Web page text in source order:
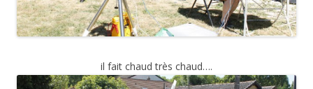
il fait chaud très chaud….